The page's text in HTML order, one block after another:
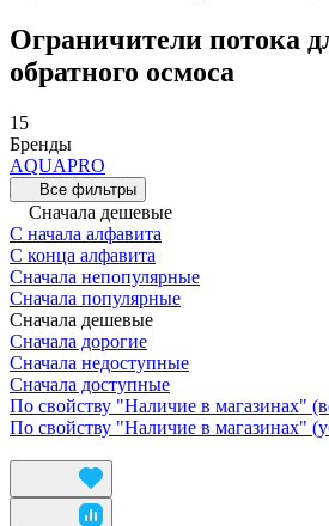
Ограничители потока
обратного осмоса
15
Бренды
AQUAPRO
Все фильтры
Сначала дешевые
С начала алфавита
С конца алфавита
Сначала непопулярные
Сначала популярные
Сначала дешевые
Сначала дорогие
Сначала недоступные
Сначала доступные
По свойству "Наличие в магазинах"
По свойству "Наличие в магазинах"